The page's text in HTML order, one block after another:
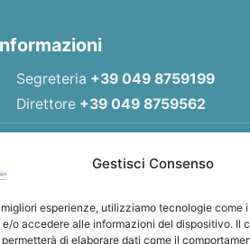
Gestisci Consenso
esperienze, utilizziamo tecnologie come
e/o accedere alle informazioni del dispositivo. Il
di elaborare dati come il
Segreteria +39 049 8759199
Direttore +39 049 8759562
Privacy Policy